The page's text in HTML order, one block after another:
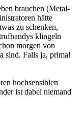
brauchen (Metal-
hätte
zu schenken,
klingeln
morgen von
sind. Falls ja, prima!
hochsensiblen
ist dabei niemand